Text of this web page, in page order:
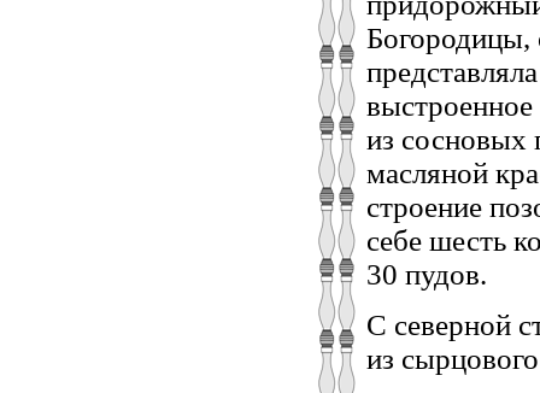
выстроенное
из сосновых
масляной
строение
себе шесть
30 пудов.
С северной
из